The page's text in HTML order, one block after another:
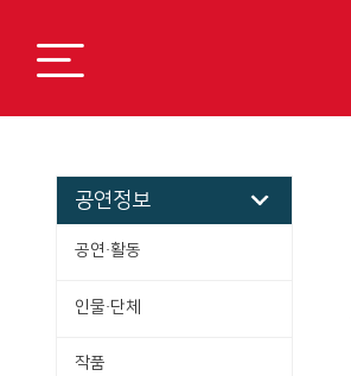
공연정보
공연·활동
인물·단체
작품